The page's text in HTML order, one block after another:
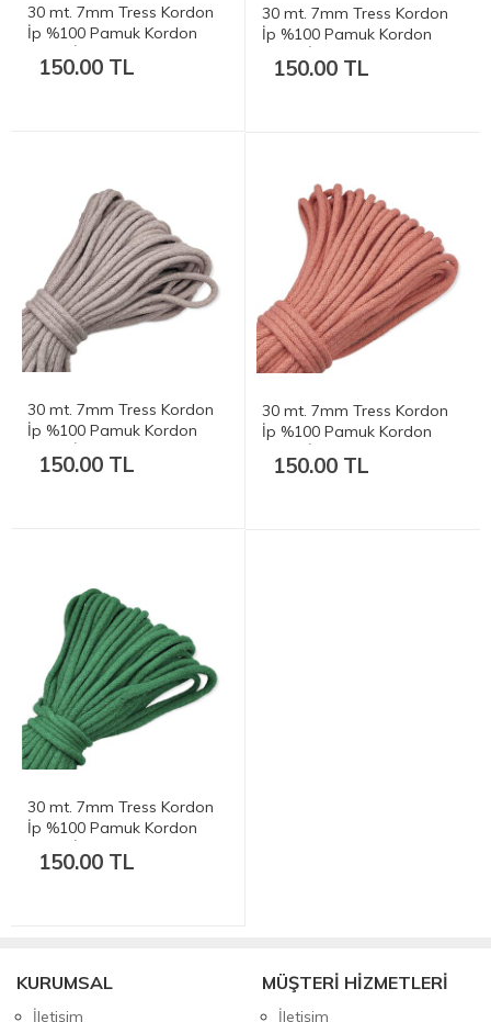
30 mt. 7mm Tress Kordon
İp %100 Pamuk Kordon
gr.150.00 TL
30 mt. 7mm Tress Kordon
İp %100 Pamuk Kordon
150.00 TL
30 mt. 7mm Tress Kordon
İp %100 Pamuk Kordon
150.00 TL
30 mt. 7mm Tress Kordon
İp %100 Pamuk Kordon
450 gr.
150.00 TL
30 mt. 7mm Tress Kordon
İp %100 Pamuk Kordon
150.00 TL
KURUMSAL
İletişim
MÜŞTERİ HİZMETLERİ
İletişim